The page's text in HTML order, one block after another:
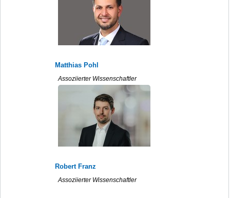
Matthias Pohl
Assoziierter Wissenschaftler
Robert Franz
Assoziierter Wissenschaftler